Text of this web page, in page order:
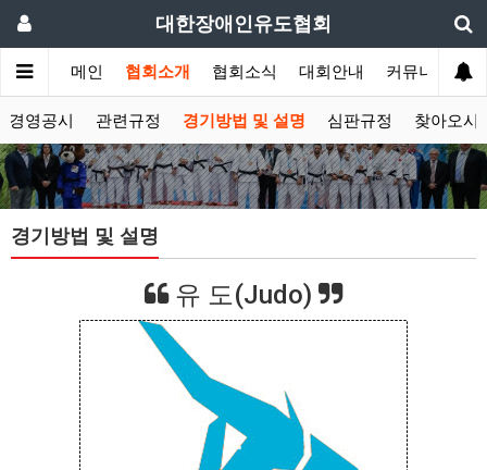
대한장애인유도협회
메인 협회소개 협회소식 대회안내 커뮤니티
경영공시 관련규정 경기방법 및 설명 심판규정 찾아오시
경기방법 및 설명
유 도(Judo)